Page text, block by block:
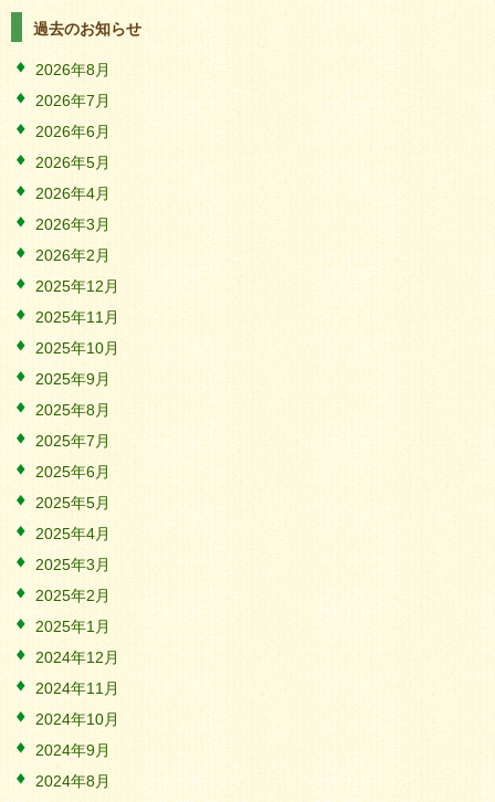
過去のお知らせ
2026年8月
2026年7月
2026年6月
2026年5月
2026年4月
2026年3月
2026年2月
2025年12月
2025年11月
2025年10月
2025年9月
2025年8月
2025年7月
2025年6月
2025年5月
2025年4月
2025年3月
2025年2月
2025年1月
2024年12月
2024年11月
2024年10月
2024年9月
2024年8月